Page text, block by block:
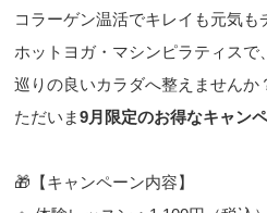
コラーゲン温活でキレイも元気も
ホットヨガ・マシンピラティスで
巡りの良いカラダへ整えませんか
ただいま9月限定のお得なキャン
🎁【キャンペーン内容】